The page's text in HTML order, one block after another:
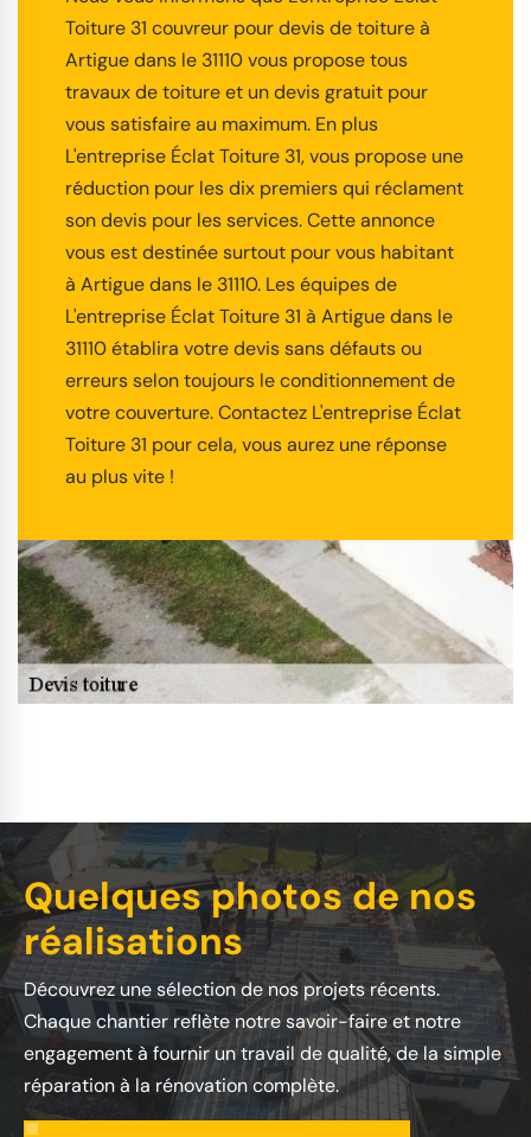
Toiture 31 couvreur pour devis de toiture à
Artigue dans le 31110 vous propose tous
travaux de toiture et un devis gratuit pour
vous satisfaire au maximum. En plus
L'entreprise Éclat Toiture 31, vous propose une
réduction pour les dix premiers qui réclament
son devis pour les services. Cette annonce
vous est destinée surtout pour vous habitant
à Artigue dans le 31110. Les équipes de
L'entreprise Éclat Toiture 31 à Artigue dans le
31110 établira votre devis sans défauts ou
erreurs selon toujours le conditionnement de
votre couverture. Contactez L'entreprise Éclat
Toiture 31 pour cela, vous aurez une réponse
au plus vite !
Quelques photos de nos
réalisations
Découvrez une sélection de nos projets récents.
Chaque chantier reflète notre savoir-faire et notre
engagement à fournir un travail de qualité, de la simple
réparation à la rénovation complète.